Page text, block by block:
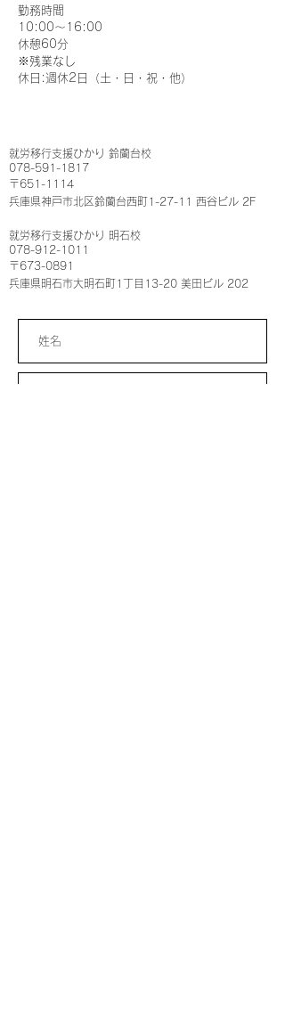
勤務時間
10:00～16:00
休憩60分
※残業なし
休日:週休2日（土・日・祝・他）
就労移行支援ひかり​ 鈴蘭台校
078-591-1817
〒651-1114
兵庫県神戸市北区鈴蘭台西町1-27-11 ​西谷ビル 2F
就労移行支援ひかり​ 明石校
078-912-1011
〒673-0891
兵庫県明石市大明石町1丁目13-20 美田ビル 202